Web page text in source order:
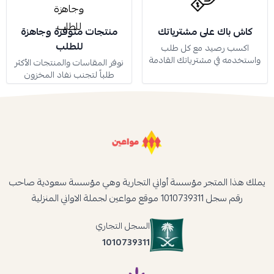
كاش باك على مشترياتك
اكسب رصيد مع كل طلب
واستخدمه في مشترياتك القادمة
منتجات متوفرة وجاهزة
للطلب
نوفر المقاسات والمنتجات الأكثر
طلباً لتجنب نفاد المخزون
يملك هذا المتجر مؤسسة أواني التجارية وهي مؤسسة سعودية صاحب
رقم سجل 1010739311 موقع مواعين لجملة الاواني المنزلية
السجل التجاري
1010739311